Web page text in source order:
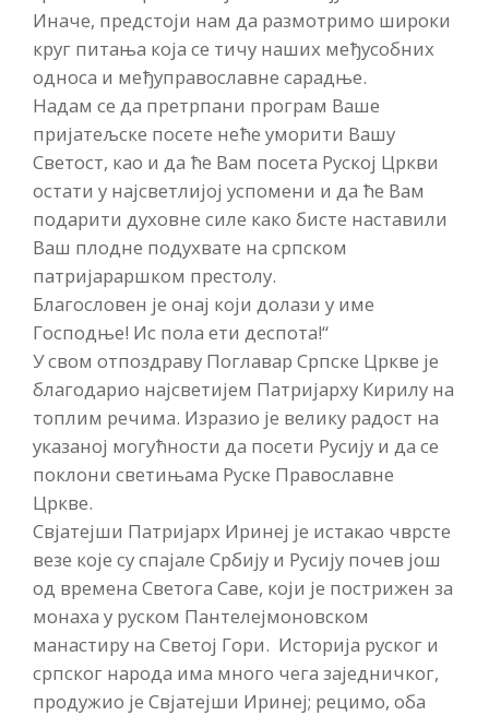
Иначе, предстоји нам да размотримо широки
круг питања која се тичу наших међусобних
односа и међуправославне сарадње.
Надам се да претрпани програм Ваше
пријатељске посете неће уморити Вашу
Светост, као и да ће Вам посета Руској Цркви
остати у најсветлијој успомени и да ће Вам
подарити духовне силе како бисте наставили
Ваш плодне подухвате на српском
патријараршком престолу.
Благословен је онај који долази у име
Господње! Ис пола ети деспота!“
У свом отпоздраву Поглавар Српске Цркве је
благодарио најсветијем Патријарху Кирилу на
топлим речима. Изразио је велику радост на
указаној могућности да посети Русију и да се
поклони светињама Руске Православне
Цркве.
Свјатејши Патријарх Иринеј је истакао чврсте
везе које су спајале Србију и Русију почев још
од времена Светога Саве, који је пострижен за
монаха у руском Пантелејмоновском
манастиру на Светој Гори. Историја руског и
српског народа има много чега заједничког,
продужио је Свјатејши Иринеј; рецимо, оба